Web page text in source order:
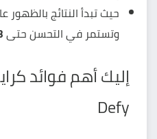
حيث تبدأ النتائج بالظهور
وتستمر في التحسن حتى3
إليك أهم فوائد
Defy